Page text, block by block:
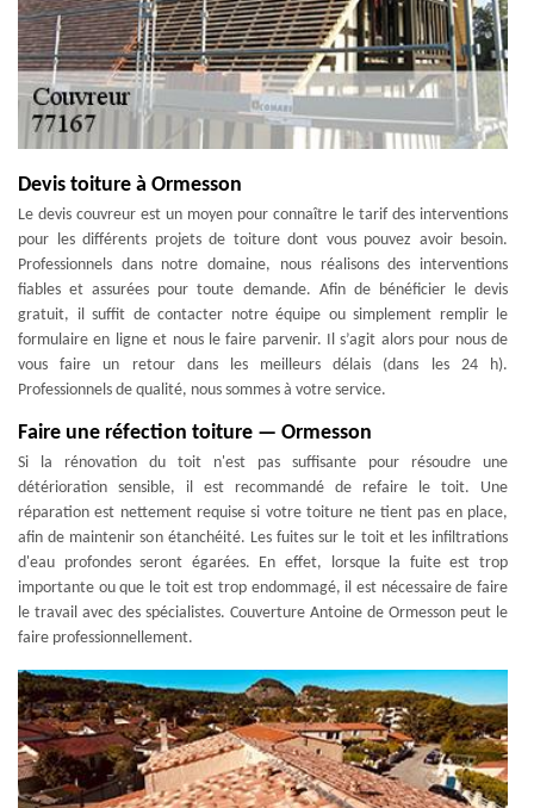
Devis toiture à Ormesson
Le devis couvreur est un moyen pour connaître le tarif des interventions
pour les différents projets de toiture dont vous pouvez avoir besoin.
Professionnels dans notre domaine, nous réalisons des interventions
fiables et assurées pour toute demande. Afin de bénéficier le devis
gratuit, il suffit de contacter notre équipe ou simplement remplir le
formulaire en ligne et nous le faire parvenir. Il s’agit alors pour nous de
vous faire un retour dans les meilleurs délais (dans les 24 h).
Professionnels de qualité, nous sommes à votre service.
Faire une réfection toiture — Ormesson
Si la rénovation du toit n'est pas suffisante pour résoudre une
détérioration sensible, il est recommandé de refaire le toit. Une
réparation est nettement requise si votre toiture ne tient pas en place,
afin de maintenir son étanchéité. Les fuites sur le toit et les infiltrations
d'eau profondes seront égarées. En effet, lorsque la fuite est trop
importante ou que le toit est trop endommagé, il est nécessaire de faire
le travail avec des spécialistes. Couverture Antoine de Ormesson peut le
faire professionnellement.